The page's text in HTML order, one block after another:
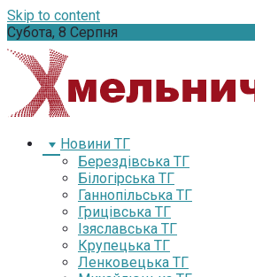
Skip to content
Субота, 8 Серпня
Новини ТГ
Берездівська ТГ
Білогірська ТГ
Ганнопільська ТГ
Грицівська ТГ
Ізяславська ТГ
Крупецька ТГ
Ленковецька ТГ